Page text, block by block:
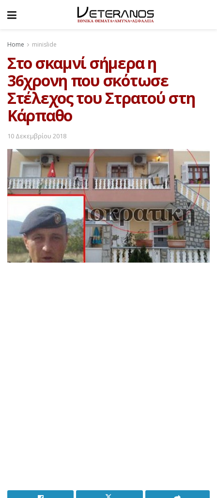
Home minislide
Στο σκαμνί σήμερα η
36χρονη που σκότωσε
Στέλεχος του Στρατού στη
Κάρπαθο
10 Δεκεμβρίου 2018